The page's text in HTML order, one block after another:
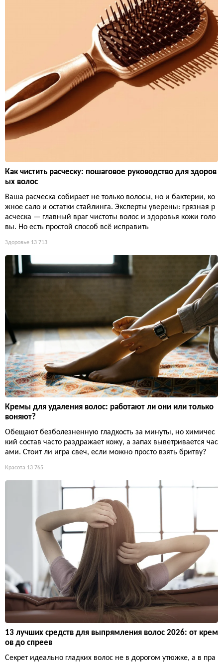
Как чистить расческу: пошаговое руководство для здоров
ых волос
Ваша расческа собирает не только волосы, но и бактерии, ко
жное сало и остатки стайлинга. Эксперты уверены: грязная р
асческа — главный враг чистоты волос и здоровья кожи голо
вы. Но есть простой способ всё исправить
Здоровье 13 713
Кремы для удаления волос: работают ли они или только
воняют?
Обещают безболезненную гладкость за минуты, но химичес
кий состав часто раздражает кожу, а запах выветривается час
ами. Стоит ли игра свеч, если можно просто взять бритву?
Красота 13 765
13 лучших средств для выпрямления волос 2026: от крем
ов до спреев
Секрет идеально гладких волос не в дорогом утюжке, а в пра